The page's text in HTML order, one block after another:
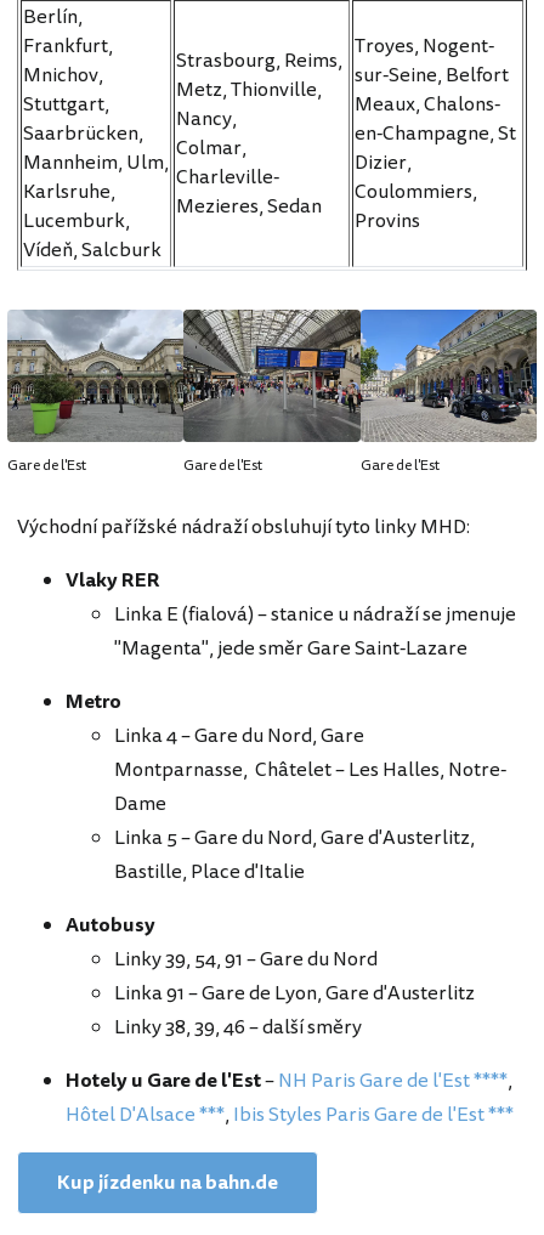
Berlín,
Frankfurt,
Mnichov,
Stuttgart,
Saarbrücken,
Mannheim, Ulm,
Karlsruhe,
Lucemburk,
Vídeň, Salcburk
Strasbourg, Reims,
Metz, Thionville,
Nancy,
Colmar,
Charleville-
Mezieres, Sedan
Troyes, Nogent-
sur-Seine, Belfort
Meaux, Chalons-
en-Champagne, St
Dizier,
Coulommiers,
Provins
Gare de l'Est Gare de l'Est Gare de l'Est
Východní pařížské nádraží obsluhují tyto linky MHD:
Vlaky RER
Linka E (fialová) – stanice u nádraží se jmenuje
"Magenta", jede směr Gare Saint-Lazare
Metro
Linka 4 – Gare du Nord, Gare
Montparnasse, Châtelet – Les Halles, Notre-
Dame
Linka 5 – Gare du Nord, Gare d'Austerlitz,
Bastille, Place d'Italie
Autobusy
Linky 39, 54, 91 – Gare du Nord
Linka 91 – Gare de Lyon, Gare d'Austerlitz
Linky 38, 39, 46 – další směry
Hotely u Gare de l'Est–NH Paris Gare de l'Est ****,
Hôtel D'Alsace ***, Ibis Styles Paris Gare de l'Est ***
Kup jízdenku na bahn.de